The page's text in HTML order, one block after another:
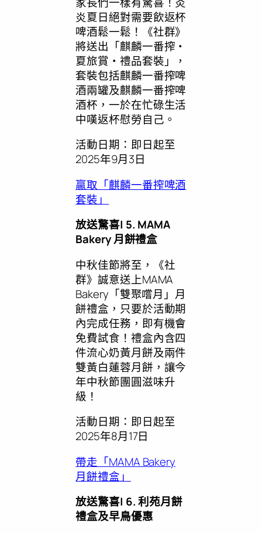
炎夏日絕對需要飲返杯
啤酒鬆一鬆！《社群》
將送出「麒麟一番搾・
夏旅賞・禮品套裝」，
套裝包括麒麟一番搾啤
酒兩罐及麒麟一番搾啤
酒杯，一於在忙碌生活
中嘆返杯慰勞自己。
活動日期：即日起至
2025年9月3日
贏取「麒麟一番搾啤酒
套裝」
放送驚喜| 5. MAMA
Bakery月餅禮盒
中秋佳節將至，《社
群》誠意送上MAMA
Bakery「雙聚嚐月」月
餅禮盒，只要於活動期
內完成任務，即有機會
免費試食！禮盒內含四
件流心奶黃月餅及兩件
雙黃白蓮蓉月餅，讓今
年中秋節團圓滋味升
級！
活動日期：即日起至
2025年8月17日
帶走「MAMA Bakery
月餅禮盒」
放送驚喜| 6. 利苑月餅
禮盒及早鳥優惠